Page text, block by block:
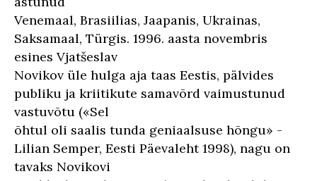
Venemaal, Brasiilias, Jaapanis, Ukrainas,
Saksamaal, Türgis. 1996. aasta novembris
esines Vjatšeslav
Novikov üle hulga aja taas Eestis, pälvides
publiku ja kriitikute samavõrd vaimustunud
vastuvõtu («Sel
õhtul oli saalis tunda geniaalsuse hõngu» -
Lilian Semper, Eesti Päevaleht 1998), nagu on
tavaks Novikovi